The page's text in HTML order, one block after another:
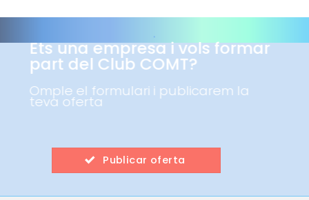
Ets una empresa i vols formar
part del Club COMT?
Omple el formulari i publicarem la
teva oferta
Publicar oferta